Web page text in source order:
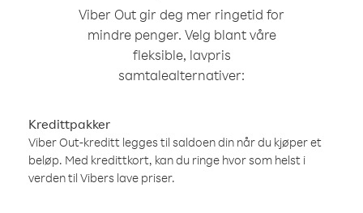
Viber Out gir deg mer ringetid for
mindre penger. Velg blant våre
fleksible, lavpris
samtalealternativer:
Kredittpakker
Viber Out-kreditt legges til saldoen din når du kjøper et
beløp. Med kredittkort, kan du ringe hvor som helst i
verden til Vibers lave priser.